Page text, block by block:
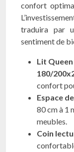
confort
traduira par
sentiment de
Lit
180/
confort
Espace
80 cm à 1
meubles.
Coin